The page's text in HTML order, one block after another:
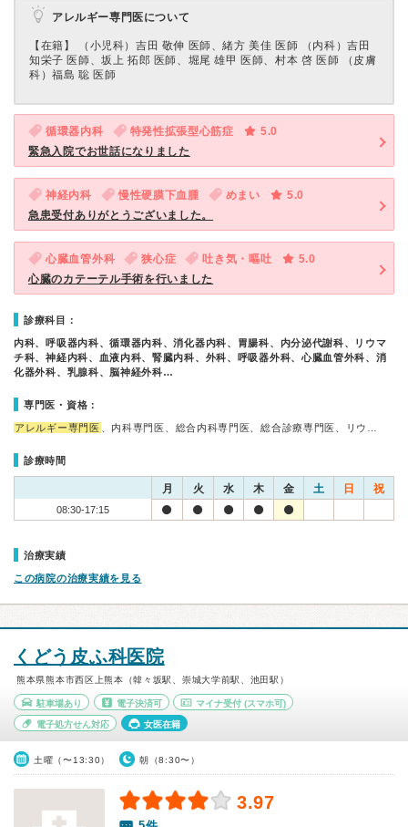
アレルギー専門医について
【在籍】 （小児科）吉田 敬伸 医師、緒方 美佳 医師 （内科）吉田
知栄子 医師、坂上 拓郎 医師、堀尾 雄甲 医師、村本 啓 医師 （皮膚
科）福島 聡 医師
循環器内科 特発性拡張型心筋症
5.0
緊急入院でお世話になりました
神経内科 慢性硬膜下血腫 めまい
5.0
急患受付ありがとうございました。
心臓血管外科 狭心症 吐き気・嘔吐
5.0
心臓のカテーテル手術を行いました
診療科目：
内科、呼吸器内科、循環器内科、消化器内科、胃腸科、内分泌代謝科、リウマ
チ科、神経内科、血液内科、腎臓内科、外科、呼吸器外科、心臓血管外科、消
化器外科、乳腺科、脳神経外科…
専門医・資格：
アレルギー専門医 、内科専門医、総合内科専門医、総合診療専門医、リウ…
診療時間
月 火 水 木 金 土 日 祝
08:30-17:15
治療実績
この病院の治療実績を見る
くどう皮ふ科医院
熊本県熊本市西区上熊本（韓々坂駅、崇城大学前駅、池田駅）
駐車場あり 電子決済可 マイナ受付 (スマホ可)
電子処方せん対応 女医在籍
土曜（〜13:30） 朝（8:30〜）
3.97